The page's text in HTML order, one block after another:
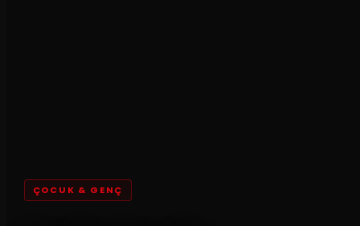
ÇOCUK & GENÇ